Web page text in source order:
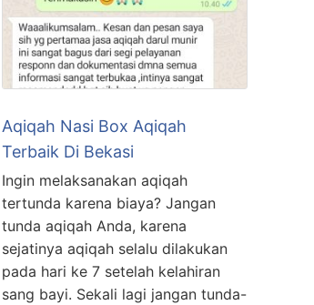
Aqiqah Nasi Box Aqiqah
Terbaik Di Bekasi
Ingin melaksanakan aqiqah
tertunda karena biaya? Jangan
tunda aqiqah Anda, karena
sejatinya aqiqah selalu dilakukan
pada hari ke 7 setelah kelahiran
sang bayi. Sekali lagi jangan tunda-